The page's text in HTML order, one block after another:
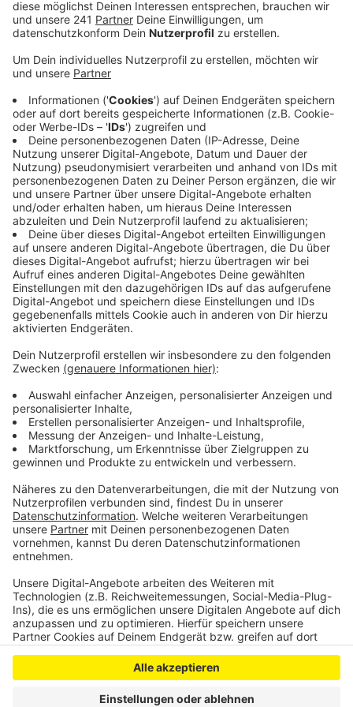
Anzeige
Kilometer langen Menschenkette wollen sie ein
klares Zeichen setzen.
Veröffentlicht: Mittwoch, 04.09.2019 11:20
Anzeige
Und zwar gegen einen oberirdischen Ausbau der A3
und gegen einen LKW-Rastplatz auf Leverkusener
Stadtgebiet.
Wir haben genug Verkehr in Leverkusen, genug Lärm,
zu viele Baustellen, weitere Natur darf nicht zerstört
und Anwohner nicht enteignet werden – mit diesen
Argumenten wollen die Demonstranten punkten. 4.000
Menschen sollen am Sonntag um 11.30 Uhr eine Kette
bilden und zwar vom geplanten A1-Rastplatz-Standort
Fester Weg in Steinbüchel bis zur Syltstraße in
Manfort an der A3. Die Organisatoren sind
optimistisch, dass genug Teilnehmer kommen, damit
die Menschenkette geschlossen ist. Etwas dünn seien
die Anmeldezahlen aktuell noch im Bereich Gustav-
Heinemann-Straße.
Anzeige
Anzeige